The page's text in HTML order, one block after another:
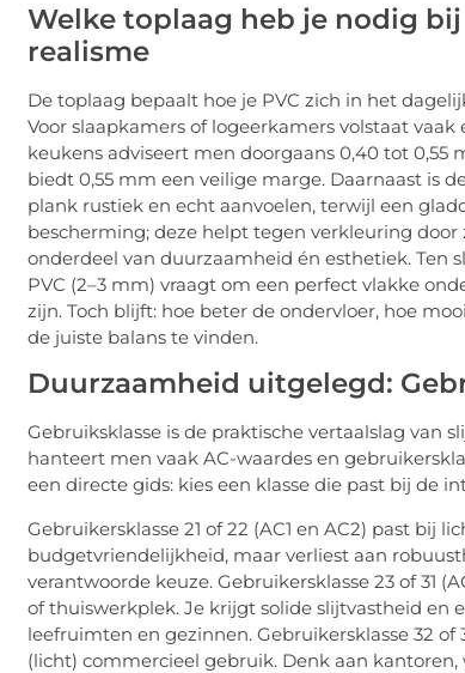
Welke toplaag heb je nodig
realisme
De toplaag bepaalt hoe je PVC zich in het
Voor slaapkamers of logeerkamers volstaat
keukens adviseert men doorgaans 0,40 tot
biedt 0,55 mm een veilige marge. Daarnaast is
plank rustiek en echt aanvoelen, terwijl een
bescherming; deze helpt tegen verkleuring
onderdeel van duurzaamheid én esthetiek. Ten
PVC (2–3 mm) vraagt om een perfect vlakke
zijn. Toch blijft: hoe beter de ondervloer, hoe
de juiste balans te vinden.
Duurzaamheid uitgelegd:
Gebruiksklasse is de praktische vertaalslag van
hanteert men vaak AC-waardes en
een directe gids: kies een klasse die past bij de
Gebruikersklasse 21 of 22 (AC1 en AC2) past bij
budgetvriendelijkheid, maar verliest aan
verantwoorde keuze. Gebruikersklasse 23 of 31
of thuiswerkplek. Je krijgt solide slijtvastheid en
leefruimten en gezinnen. Gebruikersklasse 32
(licht) commercieel gebruik. Denk aan